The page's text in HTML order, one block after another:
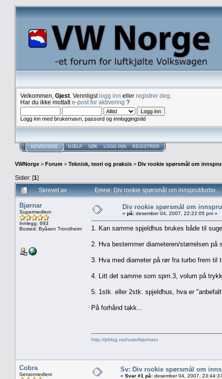
Velkommen, Gjest . Vennligstlogg inn eller registrer deg
Har du ikke mottatte-post for aktivering ?
Logg inn med brukernavn, passord og innloggingstid
HOVEDSIDE HJELP SØK LOGG INN REGISTRER
VWNorge > Forum > Teknisk, teori og praksis > Div rookie spørsmål om
Sider: [1]
Skrevet av
Emne: Div rookie spørsmål om innsprut/
Bjørnar
Supermedlem
Innlegg: 693
Bosted: Byåsen Trondheim
Div rookie spørsmål om
« på: desember 04, 2007, 22:22:05 pm »
1. Kan samme spjeldhus brukes både til
2. Hva bestemmer diameteren/størrelsen
3. Hva med diameter på rør fra turbo frem
4. Litt det samme som spm.3, volum på
5. 1stk. eller 2stk. spjeldhus, hva er
På forhånd takk...
http://phlog.net/user/bjornaru
Cobra
Seniormedlem
Sv: Div rookie spørsmål om
« Svar #1 på: desember 04, 2007,